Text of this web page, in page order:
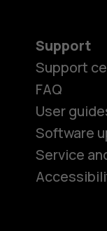
Support
Support
FAQ
User
Software
Service